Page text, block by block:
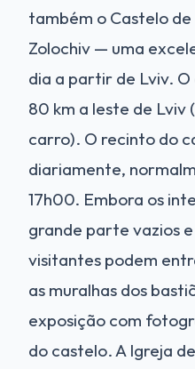
também o Castelo
Zolochiv — uma
dia a partir de Lviv.
80 km a leste de Lviv
carro). O recinto do
diariamente,
17h00. Embora os
grande parte vazios
visitantes podem
as muralhas dos
exposição com
do castelo. A Igreja